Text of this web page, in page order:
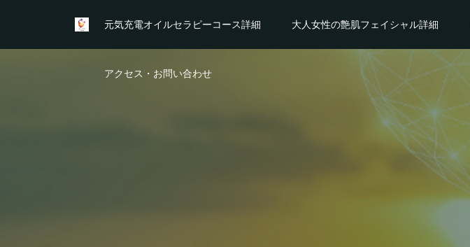
元気充電オイルセラピーコース詳細 大人女性の艶肌フェイシャル詳細
アクセス・お問い合わせ